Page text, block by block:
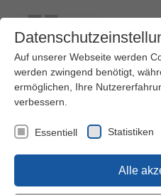
Kontakt Ihre Meinung ist uns
Kinder (0-6)
Auf unserer Webseite werden
werden zwingend benötigt,
ermöglichen, Ihre
verbessern.
Essentiell Statistiken
Alle